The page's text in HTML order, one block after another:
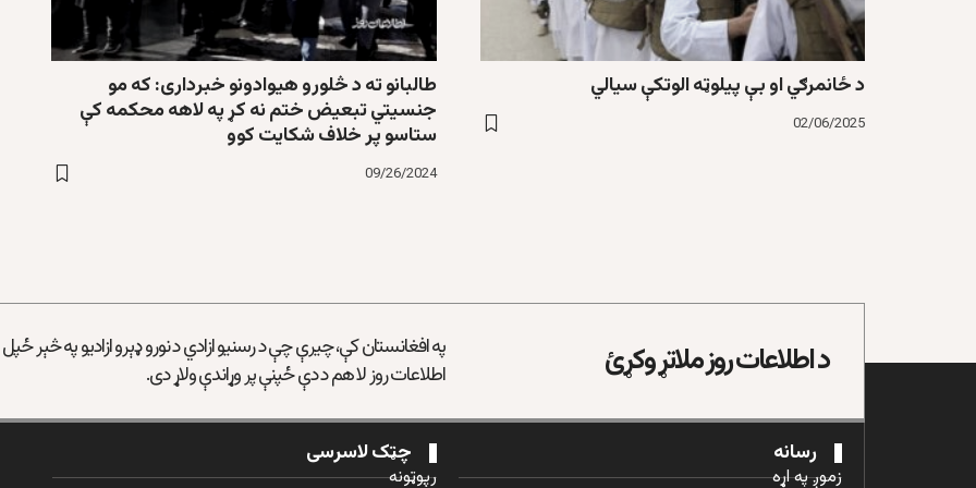
د ځانمرګي او بې پیلوټه الوتکې سیالي
02/06/2025
طالبانو ته د څلورو هیوادونو خبرداری: که مو
جنسیتي تبعیض ختم نه کړ په لاهه محکمه کې
ستاسو پر خلاف شکایت کوو
09/26/2024
د اطلاعات روز ملاتړ وکړئ
په افغانستان کې، چیرې چې د رسنیو ازادي د نورو ډېرو ازادیو په څېر
اطلاعات روز لا هم د دې ځپنې پر وړاندې ولاړ دی.
رسانه
زموږ په اړه
چټک لاسرسی
رپوټونه